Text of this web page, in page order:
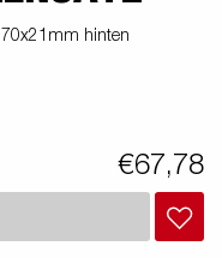
hinten
€67,78